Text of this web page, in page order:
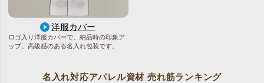
洋服カバー
ロゴ入り洋服カバーで、納品時の印象ア
ップ。高級感のある名入れ包装です。
名入れ対応アパレル資材 売れ筋ランキング